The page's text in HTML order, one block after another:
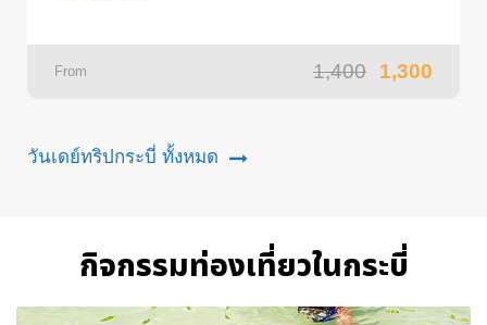
From 1,400 1,300
วันเดย์ทริปกระบี่ ทั้งหมด
กิจกรรมท่องเที่ยวในกระบี่